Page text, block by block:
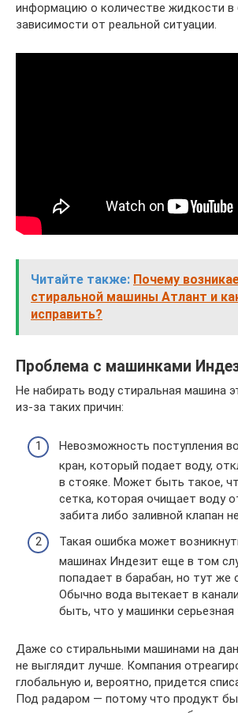
информацию о количестве жидкости в
зависимости от реальной ситуации.
Читайте также: Почему
стиральной машины Атлант и
исправить?
Проблема с машинками
Не набирать воду стиральная машина
из-за таких причин:
Невозможность поступления
кран, который подает воду,
в стояке. Может быть такое,
сетка, которая очищает воду
забита либо заливной клапан
Такая ошибка может
машинах Индезит еще в том
попадает в барабан, но тут же
Обычно вода вытекает в
быть, что у машинки серьезная
Даже со стиральными машинами на
не выглядит лучше. Компания
глобальную и, вероятно, придется
Под радаром — потому что продукт